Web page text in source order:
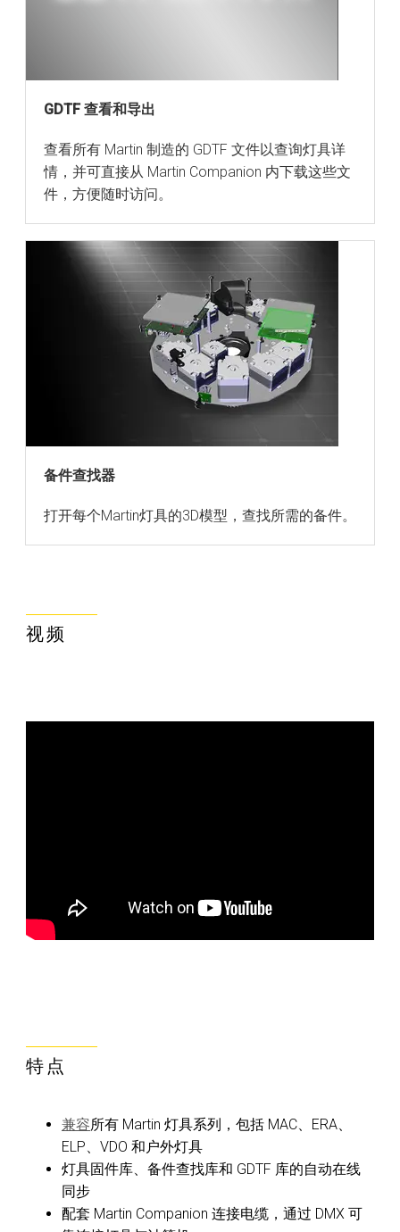
GDTF 查看和导出
查看所有 Martin 制造的 GDTF 文件以查询灯具详
情，并可直接从 Martin Companion 内下载这些文
件，方便随时访问。
备件查找器
打开每个Martin灯具的3D模型，查找所需的备件。
视频
特点
兼容所有 Martin 灯具系列，包括 MAC、ERA、
ELP、VDO 和户外灯具
灯具固件库、备件查找库和 GDTF 库的自动在线
同步
配套 Martin Companion 连接电缆，通过 DMX 可